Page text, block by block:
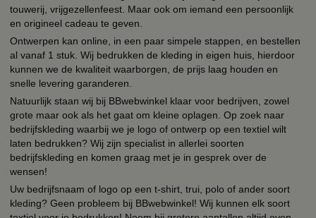
touwerij, vrijgezellenfeest. Maar ook om iemand een persoonlijk
en origineel cadeau te geven.
Ontwerpen kan online, in een paar simpele stappen, en bestellen
al vanaf 1 stuk. Wij bedrukken de kleding in eigen huis, hierdoor
kunnen we de kwaliteit waarborgen, de prijs laag houden en
snelle levering garanderen.
Natuurlijk staan wij bij BBwebwinkel klaar voor bedrijven, zowel
grote maar ook als het gaat om kleine oplagen. Op zoek naar
bedrijfskleding waarbij we je logo of ontwerp op een textiel wilt
laten bedrukken? Wij zijn specialist in allerlei soorten
bedrijfskleding en komen graag met je in gesprek over de
wensen!
Uw bedrijfsnaam of logo op een t-shirt, trui, polo of ander soort
kleding? Geen probleem bij BBwebwinkel! Wij kunnen elk soort